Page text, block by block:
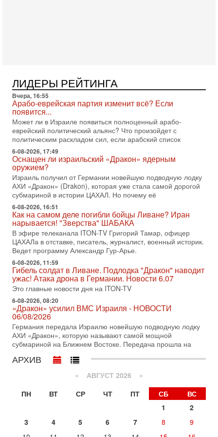
02/08/2026
Президент США Дональд Трамп сегодня заявил об отмене
подготовленного удара по Ирану после обращений
Тегерана и других стран региона. По его словам,
1-08-2026, 17:50
«Русский голос» Израиля: кто заберет его на этот
раз?
Голоса русскоязычных репатриантов не раз кардинально
меняли политический ландшафт Израиля. Достаточно
вспомнить взлет партии «Исраэль ба-алия», когда
31-07-2026, 17:00
Тайны закрытых дверей: о чём на самом деле
молчат Трамп и Нетаньяху?
Недавний визит премьер-министра Израиля Биньямина
Нетаньяху в США и его встреча с Дональдом Трампом
оставили больше вопросов, чем ответов. Полная
31-07-2026, 15:18
Иран готовит покушение на Нетаниягу! Трамп не
хочет эскалации, но КСИР готовит взрыв!
В эфире телеканала ITON-TV СЕРГЕЙ МИГДАЛЬ, эксперт
по вопросам безопасности, офицер запаса
Международного управления полиции Израиля, автор
Битва за разоружение ХАМАСа - НОВОСТИ
31/07/2026
Сегодня президент США Дональд Трамп заявил о
достижении исторического соглашения о полном
разоружении ХАМАСа и других вооруженных группировок в
Иран доведет Трампа до крайних мер? Разбор и
оценка от военного обозревателя Давида Шарпа
Ситуация вокруг противостояния Ирана и США накаляется
с каждым днем. Почему Трамп в самый последний момент
отменил решение о нанесении тяжелых ударов
Покупатель авиакомпании «Аркия» намерен
запретить полеты по субботам!
ЛИДЕРЫ РЕЙТИНГА
Вчера, 16:55
Арабо-еврейская партия изменит всё? Если
появится...
Может ли в Израиле появиться полноценный арабо-
еврейский политический альянс? Что произойдет с
политическим раскладом сил, если арабский список
6-08-2026, 17:49
Оснащен ли израильский «Дракон» ядерным
оружием?
Израиль получил от Германии новейшую подводную лодку
АХИ «Дракон» (Drakon), которая уже стала самой дорогой
субмариной в истории ЦАХАЛ. Но почему её
6-08-2026, 16:51
Как на самом деле погибли бойцы Ливане? Иран
нарывается! "Зверства" ШАБАКА
В эфире телеканала ITON-TV Григорий Тамар, офицер
ЦАХАЛа в отставке, писатель, журналист, военный историк.
Ведет программу Александр Гур-Арье.
6-08-2026, 11:59
Гибель солдат в Ливане. Подлодка "Дракон" наводит
ужас! Атака дрона в Германии. Новости 6.07
Это главные новости дня на ITON-TV
6-08-2026, 08:20
«Дракон» усилил ВМС Израиля - НОВОСТИ
06/08/2026
Германия передала Израилю новейшую подводную лодку
АХИ «Дракон», которую называют самой мощной
субмариной на Ближнем Востоке. Передача прошла на
АРХИВ
« АВГУСТ 2026 »
ПН
ВТ СР ЧТ ПТ СБ
ВС
1
2
3
4 5 6 7 8
9